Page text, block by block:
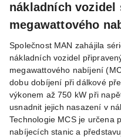
nákladních vozidel
megawattového
Společnost MAN zahájila
nákladních vozidel
megawattového nabíjení
dobu dobíjení při dálkové
výkonem až 750 kW při
usnadnit jejich nasazení v
Technologie MCS je určena
nabíjecích stanic a